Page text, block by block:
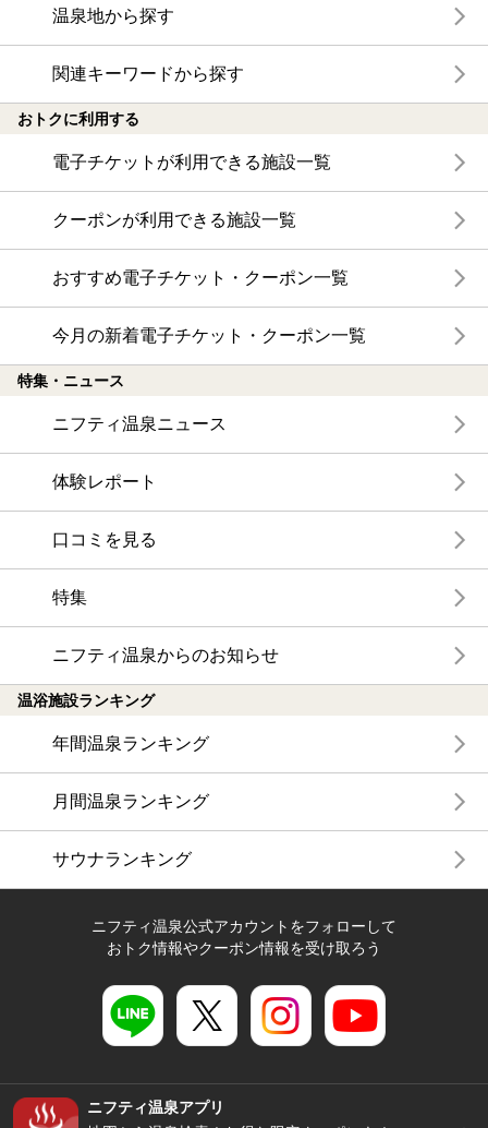
温泉地から探す
関連キーワードから探す
おトクに利用する
電子チケットが利用できる施設一覧
クーポンが利用できる施設一覧
おすすめ電子チケット・クーポン一覧
今月の新着電子チケット・クーポン一覧
特集・ニュース
ニフティ温泉ニュース
体験レポート
口コミを見る
特集
ニフティ温泉からのお知らせ
温浴施設ランキング
年間温泉ランキング
月間温泉ランキング
サウナランキング
ニフティ温泉公式アカウントをフォローして
おトク情報やクーポン情報を受け取ろう
ニフティ温泉アプリ